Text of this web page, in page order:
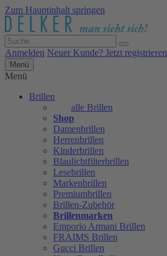
Zum Hauptinhalt springen
Anmelden Neuer Kunde? Jetzt registrieren
Menü
Menü
Brillen
alle Brillen
Shop
Damenbrillen
Herrenbrillen
Kinderbrillen
Blaulichtfilterbrillen
Lesebrillen
Markenbrillen
Premiumbrillen
Brillen-Zubehör
Brillenmarken
Emporio Armani Brillen
FRAIMS Brillen
Gucci Brillen